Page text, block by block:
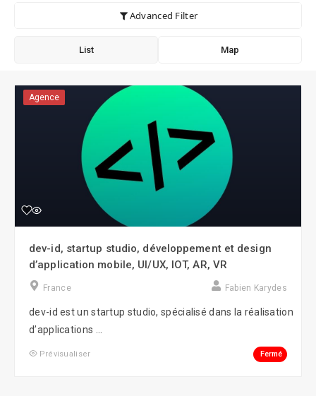
Advanced Filter
List Map
Agence
dev-id, startup studio, développement et design
d’application mobile, UI/UX, IOT, AR, VR
France Fabien Karydes
dev-id est un startup studio, spécialisé dans la réalisation
d’applications ...
Prévisualiser Fermé